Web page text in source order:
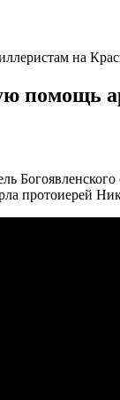
на
помощь
протоиерей